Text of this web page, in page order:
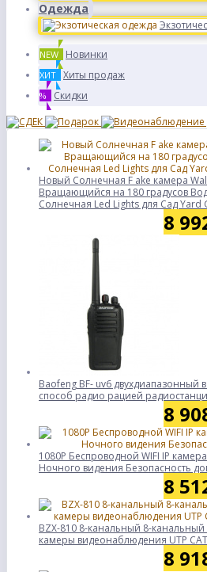
Одежда
NEW Новинки
ХИТ Хиты продаж
% Скидки
Новый Солнечная F ake камера
Вращающийся на 180 градусов
Солнечная Led Lights для Сад Yard
8
Baofeng BF- uv6 двухдиапазонный
способ радио рацией
8
1080P Беспроводной WIFI IP
Ночного видения Безопасность
8
BZX-810 8-канальный 8-
камеры видеонаблюдения UTP
8